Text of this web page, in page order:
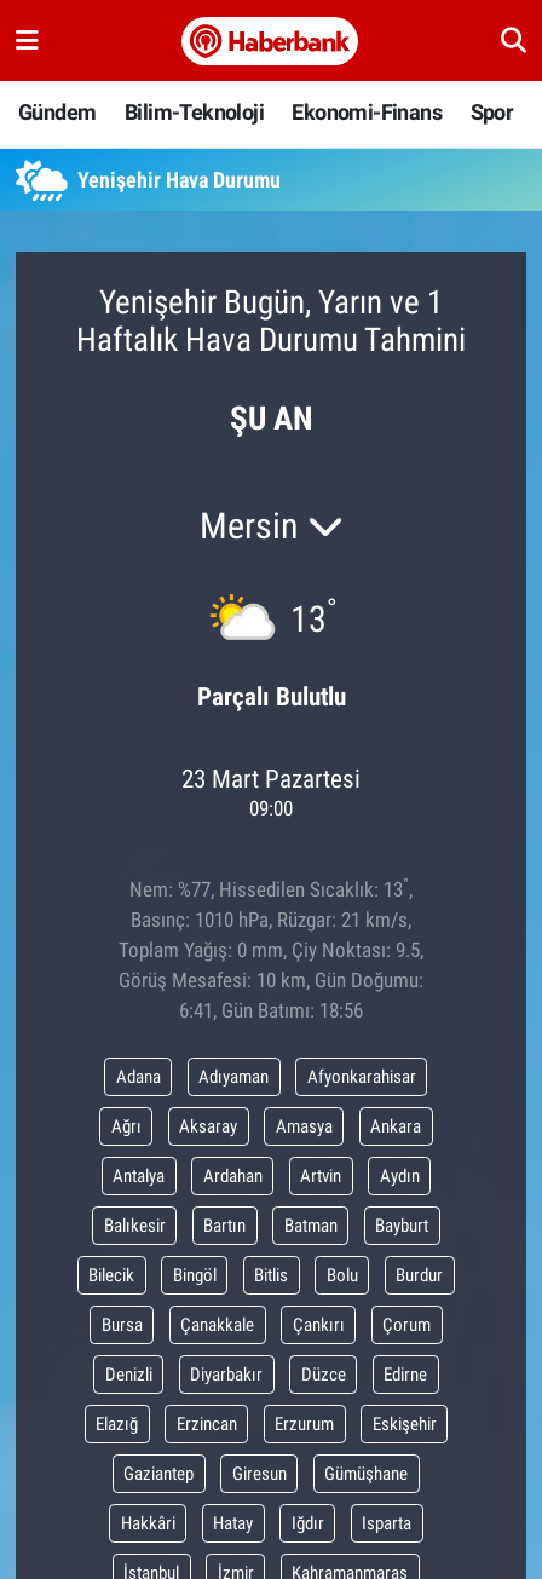
Gündem Bilim-Teknoloji Ekonomi-Finans Spor
Yenişehir Hava Durumu
Yenişehir Bugün, Yarın ve 1
Haftalık Hava Durumu Tahmini
ŞU AN
Mersin
13°
Parçalı Bulutlu
23 Mart Pazartesi
09:00
Nem: %77, Hissedilen Sıcaklık: 13°,
Basınç: 1010 hPa, Rüzgar: 21 km/s,
Toplam Yağış: 0 mm, Çiy Noktası: 9.5,
Görüş Mesafesi: 10 km, Gün Doğumu:
6:41, Gün Batımı: 18:56
Adana Adıyaman Afyonkarahisar
Ağrı Aksaray Amasya Ankara
Antalya Ardahan Artvin Aydın
Balıkesir Bartın Batman Bayburt
Bilecik Bingöl Bitlis Bolu Burdur
Bursa Çanakkale Çankırı Çorum
Denizli Diyarbakır Düzce Edirne
Elazığ Erzincan Erzurum Eskişehir
Gaziantep Giresun Gümüşhane
Hakkâri Hatay Iğdır Isparta
İstanbul İzmir Kahramanmaraş
Bilim-Teknoloji
Ekonomi-Finans
Yaşam
Hava Durumu
Namaz Vakitleri
Süper Lig Puan Durumu ve Fikstür